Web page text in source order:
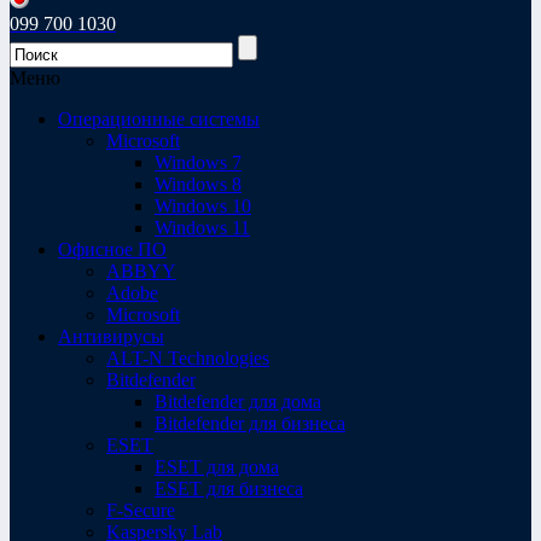
099 700 1030
Меню
Операционные системы
Microsoft
Windows 7
Windows 8
Windows 10
Windows 11
Офисное ПО
ABBYY
Adobe
Microsoft
Антивирусы
ALT-N Technologies
Bitdefender
Bitdefender для дома
Bitdefender для бизнеса
ESET
ESET для дома
ESET для бизнеса
F-Secure
Kaspersky Lab